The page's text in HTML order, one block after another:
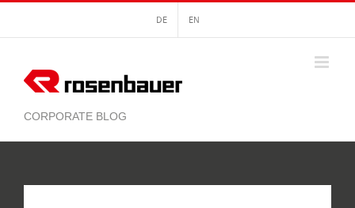
springen
DE EN